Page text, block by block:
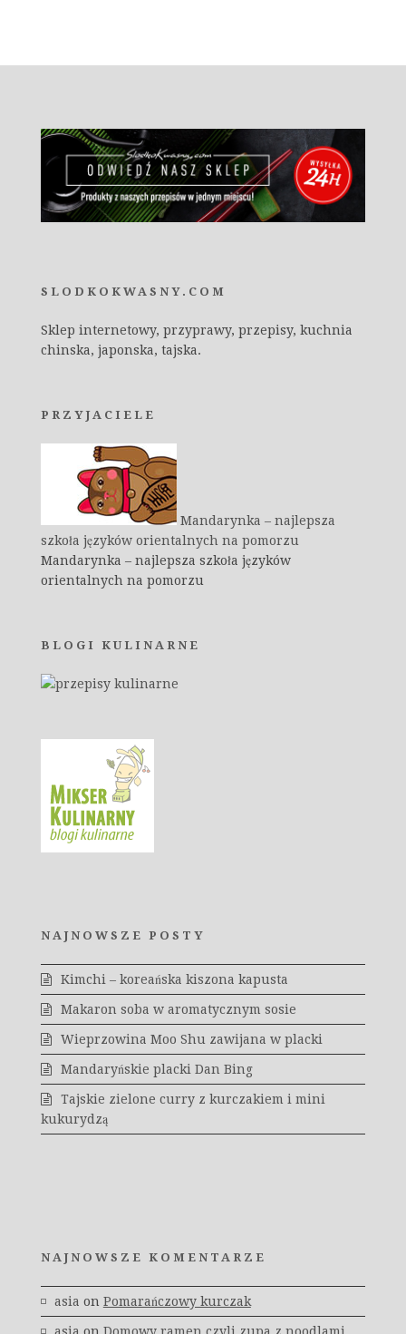
SLODKOKWASNY.COM
Sklep internetowy, przyprawy, przepisy, kuchnia
chinska, japonska, tajska.
PRZYJACIELE
Mandarynka – najlepsza
szkoła języków orientalnych na pomorzu
Mandarynka – najlepsza szkoła języków
orientalnych na pomorzu
BLOGI KULINARNE
NAJNOWSZE POSTY
Kimchi – koreańska kiszona kapusta
Makaron soba w aromatycznym sosie
Wieprzowina Moo Shu zawijana w placki
Mandaryńskie placki Dan Bing
Tajskie zielone curry z kurczakiem i mini
kukurydzą
NAJNOWSZE KOMENTARZE
asia on Pomarańczowy kurczak